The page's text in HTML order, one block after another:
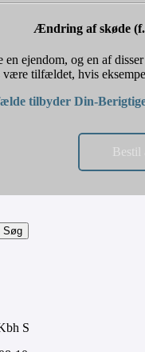
Ændring af skøde
en ejendom, og en af
være tilfældet, hvis
tilbyder Din-
Bestil
S